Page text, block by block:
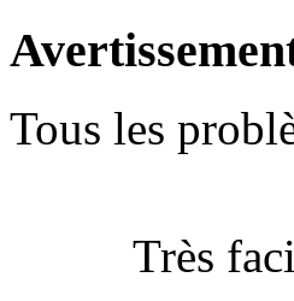
Tous les
Très